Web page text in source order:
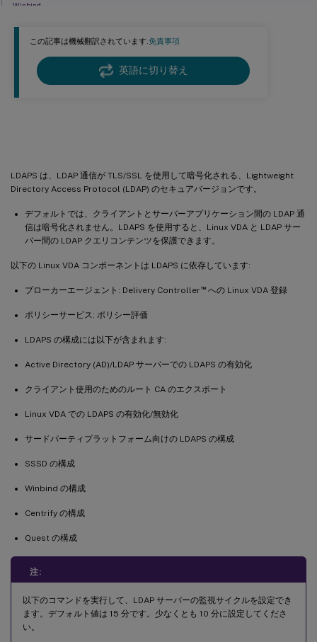
この記事は機械翻訳されています.免責事項
英語に切り替え
LDAPS は、LDAP 通信が TLS/SSL を使用して暗号化される、Lightweight
Directory Access Protocol (LDAP) のセキュアバージョンです。
デフォルトでは、クライアントとサーバーアプリケーション間の LDAP 通
信は暗号化されません。LDAPS を使用すると、Linux VDA と LDAP サー
バー間の LDAP クエリコンテンツを保護できます。
以下の Linux VDA コンポーネントは LDAPS に依存しています:
ブローカーエージェント: Delivery Controller™への Linux VDA 登録
ポリシーサービス: ポリシー評価
LDAPS の構成には以下が含まれます:
Active Directory (AD)/LDAP サーバーでの LDAPS の有効化
クライアント使用のためのルート CA のエクスポート
Linux VDA での LDAPS の有効化/無効化
サードパーティプラットフォーム向けの LDAPS の構成
SSSD の構成
Winbind の構成
Centrify の構成
Quest の構成
注:
以下のコマンドを実行して、LDAP サーバーの監視サイクルを設定でき
ます。デフォルト値は 15 分です。少なくとも 10 分に設定してくださ
い。
Winbind
Centrify
Quest
トラブルシューティング